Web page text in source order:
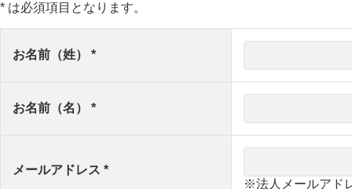
* は必須項目となります。
お名前（姓） *
お名前（名） *
メールアドレス *
※法人メールアド